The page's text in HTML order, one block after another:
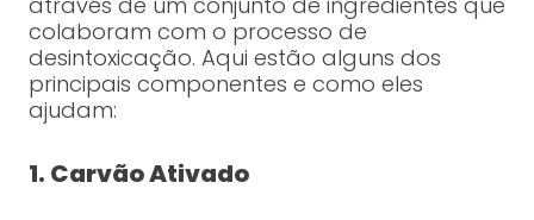
colaboram com o processo de
desintoxicação. Aqui estão alguns dos
principais componentes e como eles
ajudam:
1. Carvão Ativado